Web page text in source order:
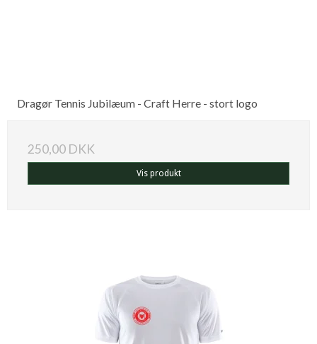
Dragør Tennis Jubilæum - Craft Herre - stort logo
250,00 DKK
Vis produkt